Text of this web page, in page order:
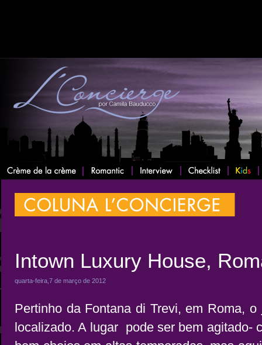
Intown Luxury House,
quarta-feira,7 de março de 2012
Pertinho da Fontana di Trevi, em Roma, o
localizado. A lugar pode ser bem agitado-